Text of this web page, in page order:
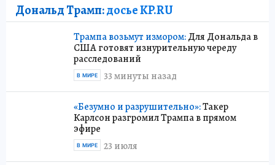
Дональд Трамп:досье KP.RU
Трампа возьмут измором:Для Дональда в
США готовят изнурительную череду
расследований
33 минуты назад
В МИРЕ
«Безумно и разрушительно»:Такер
Карлсон разгромил Трампа в прямом
эфире
23 июля
В МИРЕ